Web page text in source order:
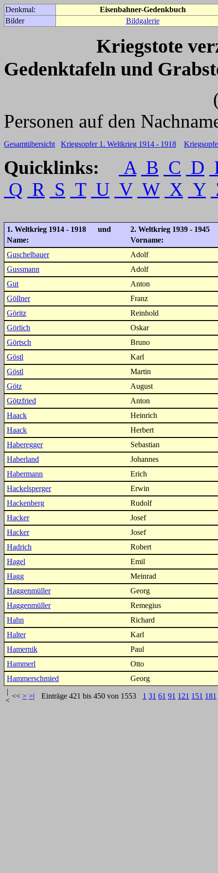
Denkmal:
Eisenbahner-Gedenkbuch
Bilder
Bildgalerie
Kriegstote
Gedenktafeln und
(Für weitere
Personen auf den
Gesamtübersicht Kriegsopfer 1. Weltkrieg 1914 - 1918
Quicklinks: A B C D
Q R S T U V W X Y
1. Weltkrieg 1914 - 1918 und
2. Weltkrieg 1939 - 1945
Name:
Vorname:
Guschelbauer
Adolf
Gussmann
Adolf
Gut
Anton
Göllner
Franz
Göritz
Reinhold
Görlich
Oskar
Görtsch
Bruno
Göstl
Karl
Göstl
Martin
Götz
August
Götzfried
Anton
Haack
Heinrich
Haack
Herbert
Haberegger
Sebastian
Haberland
Johannes
Habermann
Erich
Hackelsperger
Erwin
Hackenberg
Rudolf
Hacker
Josef
Hacker
Josef
Hadrich
Robert
Hagel
Emil
Hagg
Meinrad
Haggenmüller
Georg
Haggenmüller
Remegius
Hahn
Richard
Halter
Karl
Hamernik
Paul
Hammerl
Otto
Hammerschmied
Georg
|
<
<< > >| Einträge 421 bis 450 von 1553 1 31 61 91 121 151 181